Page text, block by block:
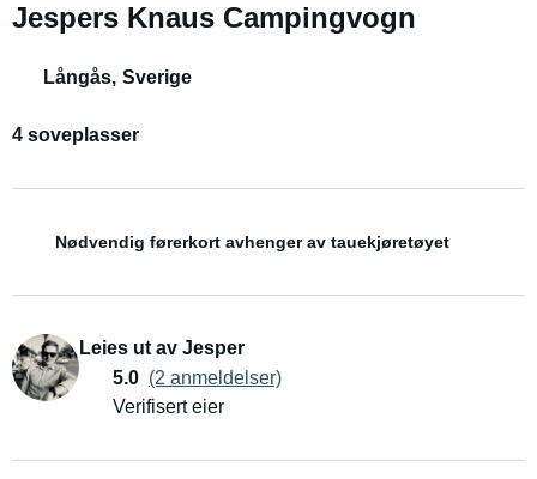
Jespers Knaus Campingvogn
Långås, Sverige
4 soveplasser
Nødvendig førerkort avhenger av tauekjøretøyet
Leies ut av Jesper
5.0 (2 anmeldelser)
Verifisert eier